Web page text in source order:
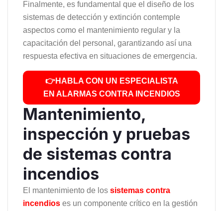
Finalmente, es fundamental que el diseño de los
sistemas de detección y extinción contemple
aspectos como el mantenimiento regular y la
capacitación del personal, garantizando así una
respuesta efectiva en situaciones de emergencia.
👉HABLA CON UN ESPECIALISTA
EN ALARMAS CONTRA INCENDIOS
Mantenimiento,
inspección y pruebas
de sistemas contra
incendios
El mantenimiento de los sistemas contra
incendios es un componente crítico en la gestión